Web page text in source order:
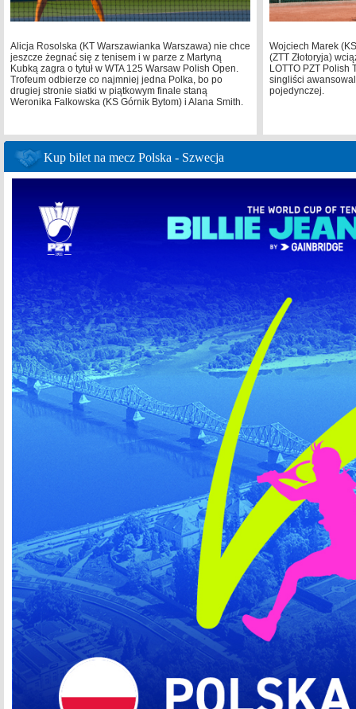
Alicja Rosolska (KT Warszawianka Warszawa) nie chce
jeszcze żegnać się z tenisem i w parze z Martyną
Kubką zagra o tytuł w WTA 125 Warsaw Polish Open.
Trofeum odbierze co najmniej jedna Polka, bo po
drugiej stronie siatki w piątkowym finale staną
Weronika Falkowska (KS Górnik Bytom) i Alana Smith.
Wojciech Marek
(ZTT Złotoryja)
LOTTO PZT Polish
singliści
pojedynczej.
Kup bilet na mecz Polska - Szwecja